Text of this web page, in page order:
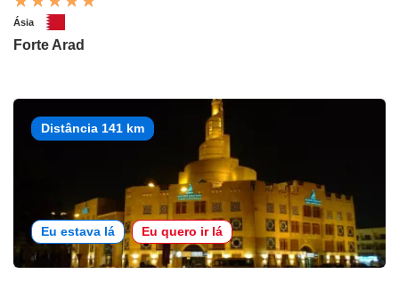
Ásia
Forte Arad
Distância 141 km
Eu estava lá Eu quero ir lá